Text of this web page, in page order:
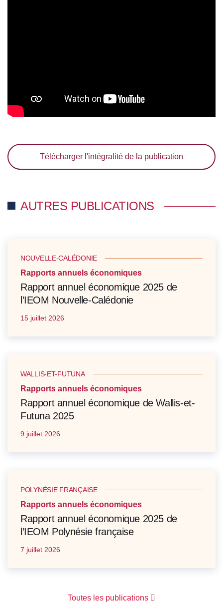
Télécharger l'intégralité de la publication
AUTRES PUBLICATIONS
NOUVELLE-CALÉDONIE
Rapports annuels économiques
Rapport annuel économique 2025 de
l’IEOM Nouvelle-Calédonie
15 juillet 2026
WALLIS-ET-FUTUNA
Rapports annuels économiques
Rapport annuel économique de Wallis-et-
Futuna 2025
9 juillet 2026
POLYNÉSIE FRANÇAISE
Rapports annuels économiques
Rapport annuel économique 2025 de
l’IEOM Polynésie française
7 juillet 2026
Toutes les publications